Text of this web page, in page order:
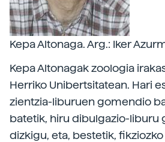
Kepa Altonaga. Arg.: Iker
Kepa Altonagak zoologia
Herriko Unibertsitatean. Hari
zientzia-liburuen gomendio
batetik, hiru dibulgazio-liburu
dizkigu, eta, bestetik,